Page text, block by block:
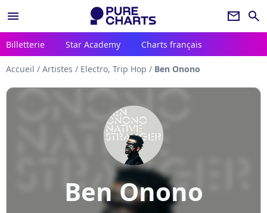
menu newsletter search
Billetterie Star Academy Charts français
Accueil / Artistes / Electro, Trip Hop / Ben Onono
Ben Onono